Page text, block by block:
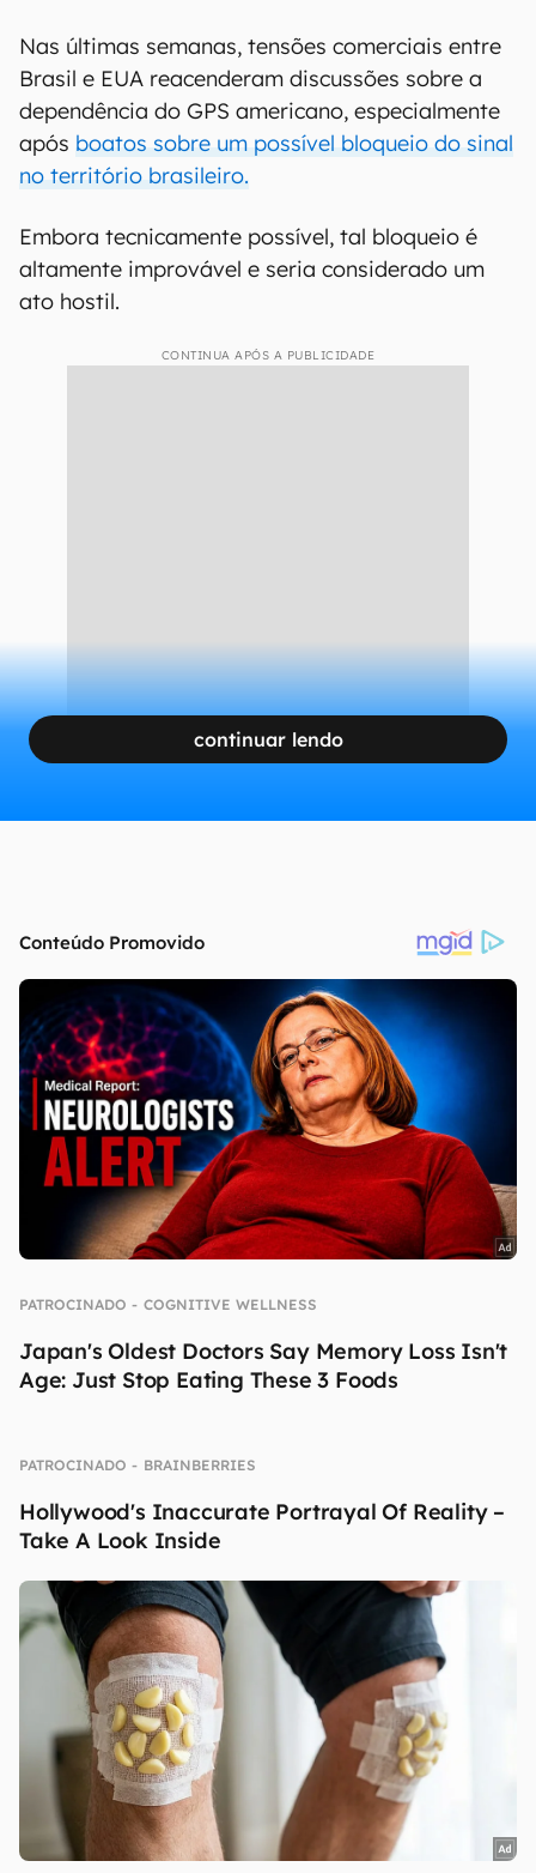
Nas últimas semanas, tensões comerciais entre
Brasil e EUA reacenderam discussões sobre a
dependência do GPS americano, especialmente
após boatos sobre um possível bloqueio do sinal
no território brasileiro.
Embora tecnicamente possível, tal bloqueio é
altamente improvável e seria considerado um
ato hostil.
CONTINUA APÓS A PUBLICIDADE
continuar lendo